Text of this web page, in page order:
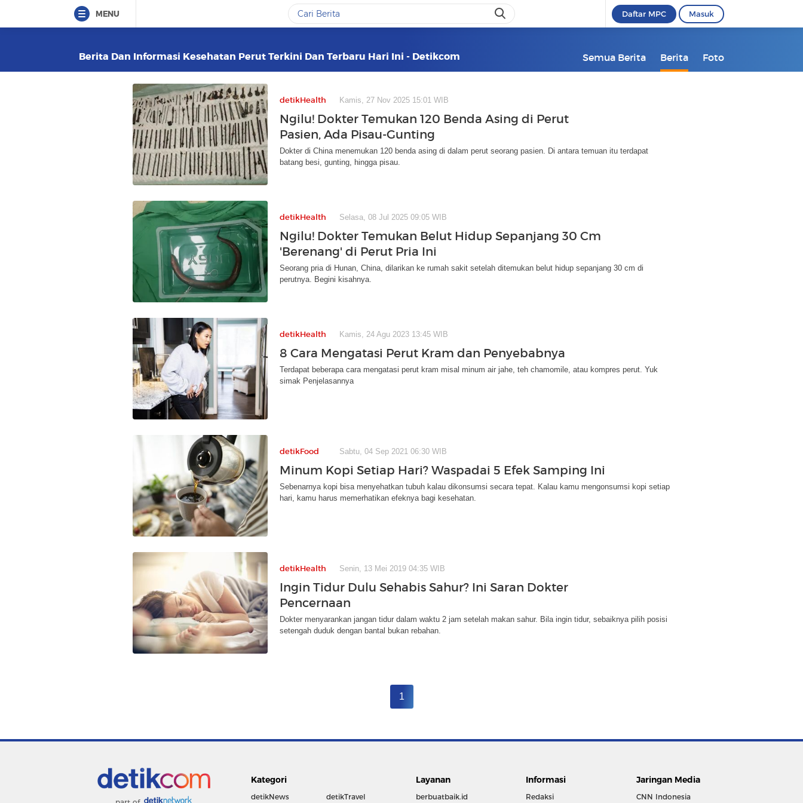
MENU Daftar MPC Masuk
Berita Dan Informasi Kesehatan Perut Terkini Dan Terbaru Hari Ini - Detikcom Semua Berita Berita Foto
detikHealth Kamis, 27 Nov 2025 15:01 WIB
Ngilu! Dokter Temukan 120 Benda Asing di Perut
Pasien, Ada Pisau-Gunting
Dokter di China menemukan 120 benda asing di dalam perut seorang pasien. Di antara temuan itu terdapat
batang besi, gunting, hingga pisau.
detikHealth Selasa, 08 Jul 2025 09:05 WIB
Ngilu! Dokter Temukan Belut Hidup Sepanjang 30 Cm
'Berenang' di Perut Pria Ini
Seorang pria di Hunan, China, dilarikan ke rumah sakit setelah ditemukan belut hidup sepanjang 30 cm di
perutnya. Begini kisahnya.
detikHealth Kamis, 24 Agu 2023 13:45 WIB
8 Cara Mengatasi Perut Kram dan Penyebabnya
Terdapat beberapa cara mengatasi perut kram misal minum air jahe, teh chamomile, atau kompres perut. Yuk
simak Penjelasannya
detikFood Sabtu, 04 Sep 2021 06:30 WIB
Minum Kopi Setiap Hari? Waspadai 5 Efek Samping Ini
Sebenarnya kopi bisa menyehatkan tubuh kalau dikonsumsi secara tepat. Kalau kamu mengonsumsi kopi setiap
hari, kamu harus memerhatikan efeknya bagi kesehatan.
detikHealth Senin, 13 Mei 2019 04:35 WIB
Ingin Tidur Dulu Sehabis Sahur? Ini Saran Dokter
Pencernaan
Dokter menyarankan jangan tidur dalam waktu 2 jam setelah makan sahur. Bila ingin tidur, sebaiknya pilih posisi
setengah duduk dengan bantal bukan rebahan.
1
Kategori
detikNews detikTravel
Layanan
berbuatbaik.id
Informasi
Redaksi
Jaringan Media
CNN Indonesia